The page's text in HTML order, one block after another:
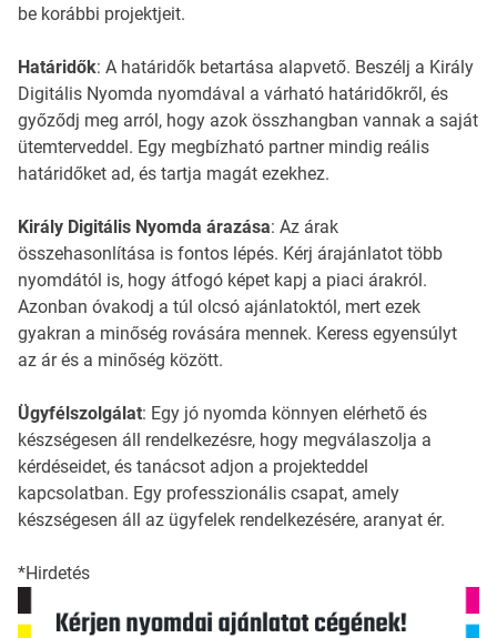
be korábbi projektjeit.
Határidők: A határidők betartása alapvető. Beszélj a Király
Digitális Nyomda nyomdával a várható határidőkről, és
győződj meg arról, hogy azok összhangban vannak a saját
ütemterveddel. Egy megbízható partner mindig reális
határidőket ad, és tartja magát ezekhez.
Király Digitális Nyomda árazása: Az árak
összehasonlítása is fontos lépés. Kérj árajánlatot több
nyomdától is, hogy átfogó képet kapj a piaci árakról.
Azonban óvakodj a túl olcsó ajánlatoktól, mert ezek
gyakran a minőség rovására mennek. Keress egyensúlyt
az ár és a minőség között.
Ügyfélszolgálat: Egy jó nyomda könnyen elérhető és
készségesen áll rendelkezésre, hogy megválaszolja a
kérdéseidet, és tanácsot adjon a projekteddel
kapcsolatban. Egy professzionális csapat, amely
készségesen áll az ügyfelek rendelkezésére, aranyat ér.
*Hirdetés